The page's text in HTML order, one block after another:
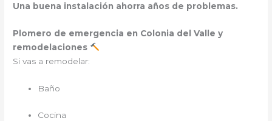
Una buena instalación ahorra años de problemas.
Plomero de emergencia en Colonia del Valle y
remodelaciones
Si vas a remodelar:
Baño
Cocina